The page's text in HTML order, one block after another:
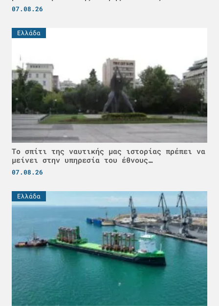
07.08.26
Ελλάδα
Το σπίτι της ναυτικής μας ιστορίας πρέπει να
μείνει στην υπηρεσία του έθνους…
07.08.26
Ελλάδα